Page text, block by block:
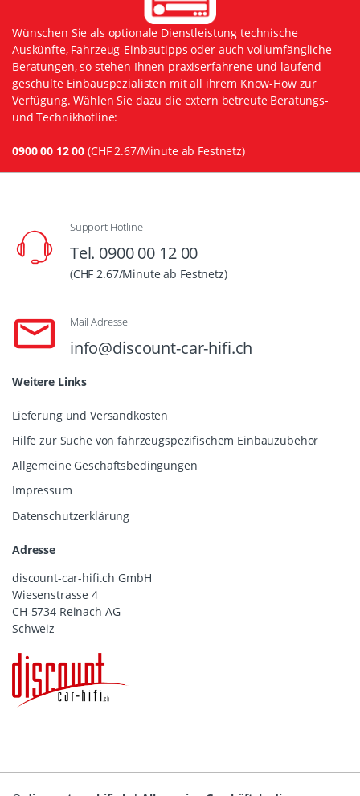
Wünschen Sie als optionale Dienstleistung technische
Auskünfte, Fahrzeug-Einbautipps oder auch vollumfängliche
Beratungen, so stehen Ihnen praxiserfahrene und laufend
geschulte Einbauspezialisten mit all ihrem Know-How zur
Verfügung. Wählen Sie dazu die extern betreute Beratungs-
und Technikhotline:
0900 00 12 00 (CHF 2.67/Minute ab Festnetz)
Support Hotline
Tel. 0900 00 12 00
(CHF 2.67/Minute ab Festnetz)
Mail Adresse
info@discount-car-hifi.ch
Weitere Links
Lieferung und Versandkosten
Hilfe zur Suche von fahrzeugspezifischem Einbauzubehör
Allgemeine Geschäftsbedingungen
Impressum
Datenschutzerklärung
Adresse
discount-car-hifi.ch GmbH
Wiesenstrasse 4
CH-5734 Reinach AG
Schweiz